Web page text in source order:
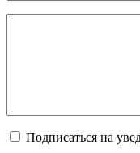
Подписаться на